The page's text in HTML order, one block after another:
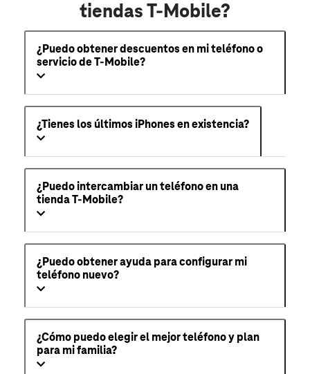
tiendas T-Mobile?
¿Puedo obtener descuentos en mi teléfono o
servicio de T-Mobile?
¿Tienes los últimos iPhones en existencia?
¿Puedo intercambiar un teléfono en una
tienda T-Mobile?
¿Puedo obtener ayuda para configurar mi
teléfono nuevo?
¿Cómo puedo elegir el mejor teléfono y plan
para mi familia?